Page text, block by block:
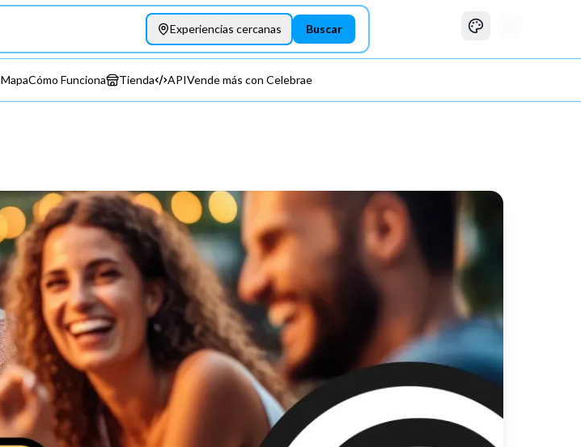
Experiencias cercanas Buscar experiencias
Buscar
MapaCómo Funciona Tienda APIVende más con Celebrae